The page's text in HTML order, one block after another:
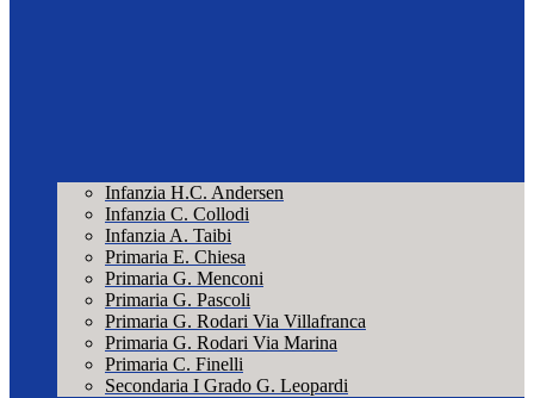
Infanzia H.C. Andersen
Infanzia C. Collodi
Infanzia A. Taibi
Primaria E. Chiesa
Primaria G. Menconi
Primaria G. Pascoli
Primaria G. Rodari Via Villafranca
Primaria G. Rodari Via Marina
Primaria C. Finelli
Secondaria I Grado G. Leopardi